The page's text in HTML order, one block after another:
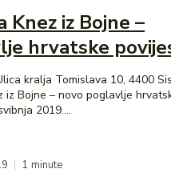
Knez iz Bojne –
hrvatske
kralja Tomislava 10, 4400
iz Bojne – novo poglavlje
2019....
1 minute